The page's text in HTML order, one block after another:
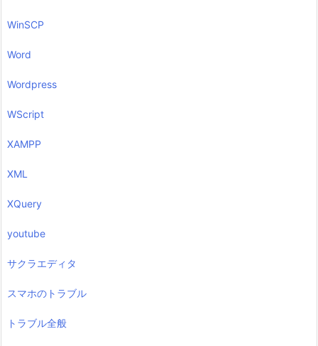
WinSCP
Word
Wordpress
WScript
XAMPP
XML
XQuery
youtube
サクラエディタ
スマホのトラブル
トラブル全般